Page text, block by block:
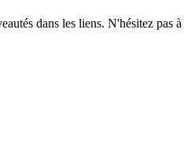
dans les liens. N'hésitez pas